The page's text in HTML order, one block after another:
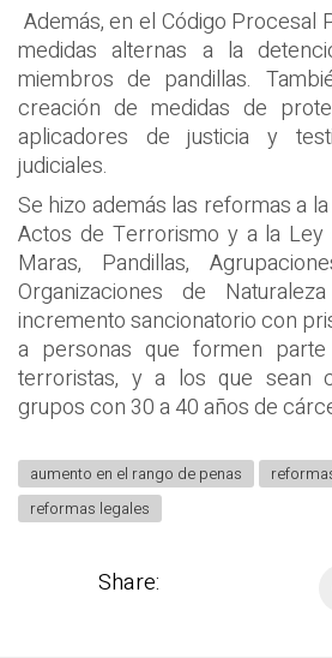
Además, en el Código Procesal
medidas alternas a la
miembros de pandillas.
creación de medidas de
aplicadores de justicia y
judiciales.
Se hizo además las reformas a
Actos de Terrorismo y a la
Maras, Pandillas,
Organizaciones de
incremento sancionatorio con
a personas que formen parte
terroristas, y a los que sean
grupos con 30 a 40 años de
aumento en el rango de penas
reformas legales
Share: